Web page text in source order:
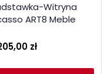
Witryna
ART8 Meble
zł